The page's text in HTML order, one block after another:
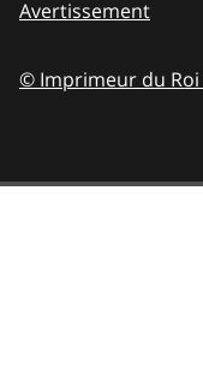
Avertissement
© Imprimeur du Roi